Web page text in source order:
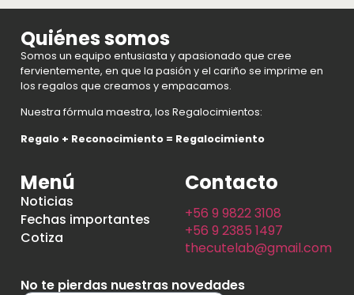
Quiénes somos
Somos un equipo entusiasta y apasionado que cree
fervientemente, en que la pasión y el cariño se imprime en
los regalos que creamos y empacamos.
Nuestra fórmula maestra, los Regalocimientos:
Regalo + Reconocimiento = Regalocimiento
Menú
Noticias
Fechas importantes
Cotiza
Contacto
+56 9 9822 3108
+56 9 2385 1497
thecutelab@gmail.com
No te pierdas nuestras novedades